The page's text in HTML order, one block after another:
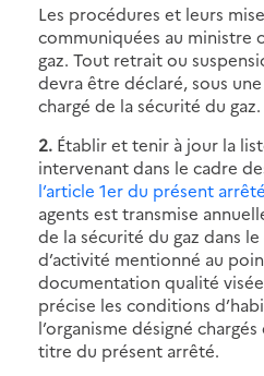
Les procédures et leurs
communiquées au ministre
gaz. Tout retrait ou
devra être déclaré, sous
chargé de la sécurité du gaz.
2. Établir et tenir à jour la
intervenant dans le cadre
l’article 1er du présent arrêté
agents est transmise
de la sécurité du gaz dans
d’activité mentionné au
documentation qualité
précise les conditions
l’organisme désigné
titre du présent arrêté.